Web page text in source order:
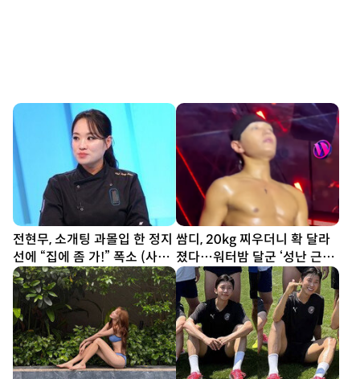
전현무, 소개팅 과몰입 한 정지
선에 “집에 좀 가!” 폭소 (사당
귀)
쌈디, 20kg 찌우더니 확 달라
졌다…워터밤 달군 ‘성난 근육’
[SD셀픽]